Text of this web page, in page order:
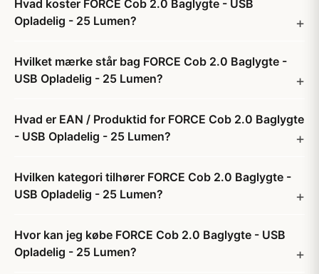
Hvad koster FORCE Cob 2.0 Baglygte - USB
Opladelig - 25 Lumen?
Hvilket mærke står bag FORCE Cob 2.0 Baglygte -
USB Opladelig - 25 Lumen?
Hvad er EAN / Produktid for FORCE Cob 2.0 Baglygte
- USB Opladelig - 25 Lumen?
Hvilken kategori tilhører FORCE Cob 2.0 Baglygte -
USB Opladelig - 25 Lumen?
Hvor kan jeg købe FORCE Cob 2.0 Baglygte - USB
Opladelig - 25 Lumen?